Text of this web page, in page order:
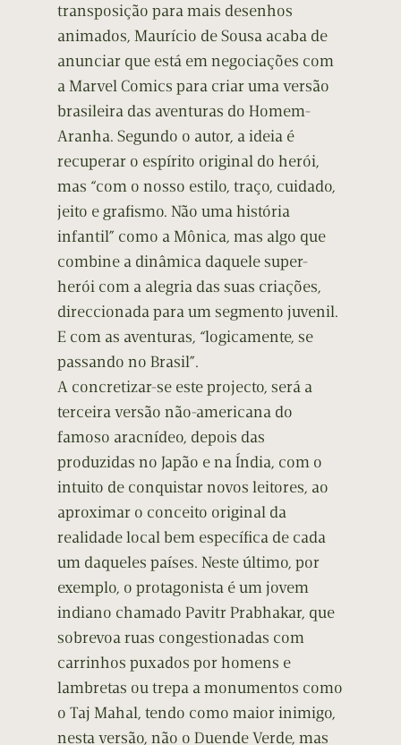
transposição para mais desenhos
animados, Maurício de Sousa acaba de
anunciar que está em negociações com
a Marvel Comics para criar uma versão
brasileira das aventuras do Homem-
Aranha. Segundo o autor, a ideia é
recuperar o espírito original do herói,
mas “com o nosso estilo, traço, cuidado,
jeito e grafismo. Não uma história
infantil” como a Mônica, mas algo que
combine a dinâmica daquele super-
herói com a alegria das suas criações,
direccionada para um segmento juvenil.
E com as aventuras, “logicamente, se
passando no Brasil”.
A concretizar-se este projecto, será a
terceira versão não-americana do
famoso aracnídeo, depois das
produzidas no Japão e na Índia, com o
intuito de conquistar novos leitores, ao
aproximar o conceito original da
realidade local bem específica de cada
um daqueles países. Neste último, por
exemplo, o protagonista é um jovem
indiano chamado Pavitr Prabhakar, que
sobrevoa ruas congestionadas com
carrinhos puxados por homens e
lambretas ou trepa a monumentos como
o Taj Mahal, tendo como maior inimigo,
nesta versão, não o Duende Verde, mas